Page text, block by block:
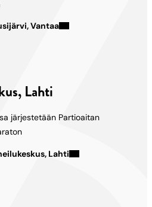
Vantaa
Lahti
järjestetään Partioaitan
Lahti